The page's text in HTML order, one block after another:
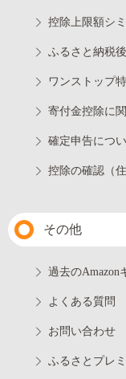
控除上限額シ
ふるさと納税
ワンストップ
寄付金控除に
確定申告につ
控除の確認（
その他
過去のAmazon
よくある質問
お問い合わせ
ふるさとプレ